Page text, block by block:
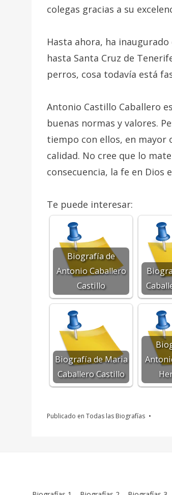
colegas gracias a su
Hasta ahora, ha
hasta Santa Cruz de
perros, cosa todavía está
Antonio Castillo Caballero
buenas normas y valores.
tiempo con ellos, en mayor
calidad. No cree que lo
consecuencia, la fe en Dios
Te puede interesar:
Biografía de
Antonio Caballero
Castillo
Biografía de Maria
Caballero Castillo
Publicado en Todas las Biografías